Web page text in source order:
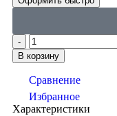
В корзину
Сравнение
Избранное
Характеристики